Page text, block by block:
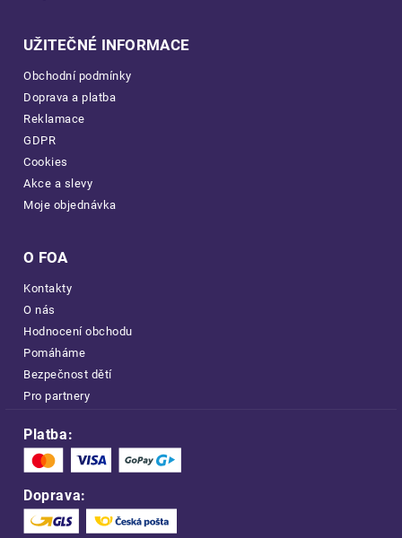
UŽITEČNÉ INFORMACE
Obchodní podmínky
Doprava a platba
Reklamace
GDPR
Cookies
Akce a slevy
Moje objednávka
O FOA
Kontakty
O nás
Hodnocení obchodu
Pomáháme
Bezpečnost dětí
Pro partnery
Platba:
Doprava: